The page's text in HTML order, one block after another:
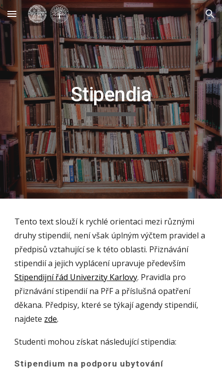
Skip to main content Skip to navigation
Stipendia
Tento text slouží k rychlé orientaci mezi různými
druhy stipendií, není však úplným výčtem pravidel a
předpisů vztahující se k této oblasti. Přiznávání
stipendií a jejich vyplácení upravuje především
Stipendijní řád Univerzity Karlovy. Pravidla pro
přiznávání stipendií na PřF a příslušná opatření
děkana. Předpisy, které se týkají agendy stipendií,
najdete zde.
Studenti mohou získat následující stipendia:
Stipendium na podporu ubytování